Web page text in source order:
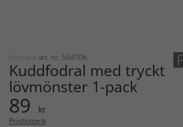
Fondaco art. nr: 554706
Kuddfodral med tryckt
lövmönster 1-pack
89 kr
Prishistorik